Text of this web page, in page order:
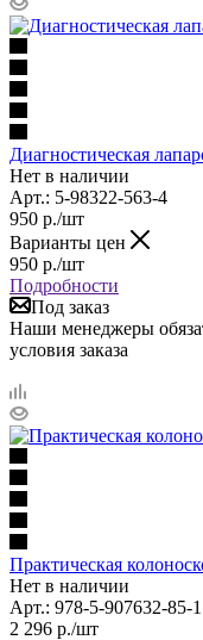
Диагностическая
Нет в наличии
Арт.: 5-98322-563-4
950 р./шт
Варианты цен
950 р./шт
Подробности
Под заказ
Наши менеджеры
условия заказа
Практическая
Нет в наличии
Арт.: 978-5-907632-85-1
2 296 р./шт